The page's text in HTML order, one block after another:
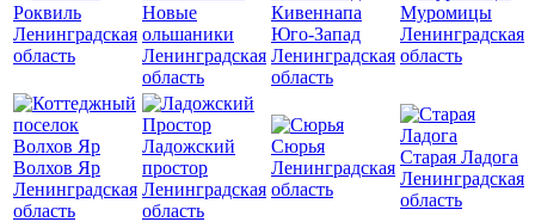
Роквиль
Ленинградская
область
Новые
ольшаники
Ленинградская
область
Кивеннапа
Юго-Запад
Ленинградская
область
Муромицы
Ленинградская
область
Волхов Яр
Ленинградская
область
Ладожский
простор
Ленинградская
область
Сюрья
Ленинградская
область
Старая Ладога
Ленинградская
область